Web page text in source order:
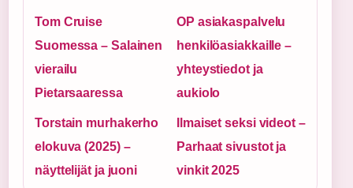
Tom Cruise
Suomessa – Salainen
vierailu
Pietarsaaressa
OP asiakaspalvelu
henkilöasiakkaille –
yhteystiedot ja
aukiolo
Torstain murhakerho
elokuva (2025) –
näyttelijät ja juoni
Ilmaiset seksi videot –
Parhaat sivustot ja
vinkit 2025